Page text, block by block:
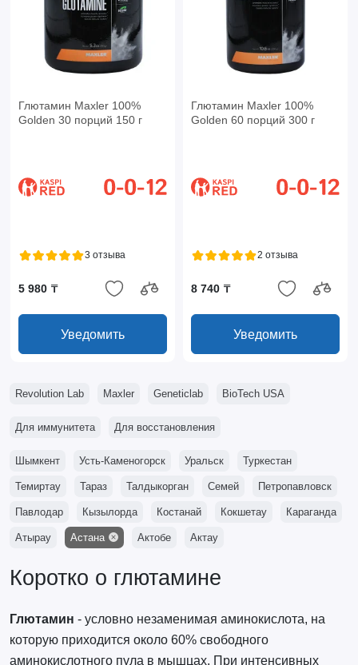
Глютамин Maxler 100%
Golden 30 порций 150 г
3 отзыва
5 980 ₸
Уведомить
Глютамин Maxler 100%
Golden 60 порций 300 г
2 отзыва
8 740 ₸
Уведомить
Revolution Lab Maxler Geneticlab BioTech USA
Для иммунитета Для восстановления
Шымкент Усть-Каменогорск Уральск Туркестан
Темиртау Тараз Талдыкорган Семей Петропавловск
Павлодар Кызылорда Костанай Кокшетау Караганда
Атырау Астана Актобе Актау
Коротко о глютамине
Глютамин - условно незаменимая аминокислота, на
которую приходится около 60% свободного
аминокислотного пула в мышцах. При интенсивных